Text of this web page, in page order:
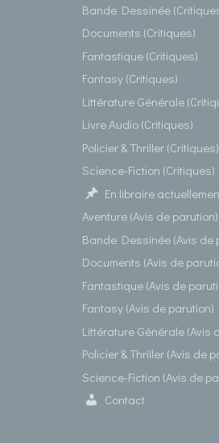
Bande Dessinée
Documents (Critiques)
Fantastique (Critiques)
Fantasy (Critiques)
Littérature Générale
Livre Audio (Critiques)
Policier & Thriller (Critiques)
Science-Fiction (Critiques)
En libraire
Aventure (Avis de parution)
Bande Dessinée (Avis de
Documents (Avis de
Fantastique (Avis de
Fantasy (Avis de parution)
Littérature Générale (Avis
Policier & Thriller (Avis de
Science-Fiction (Avis de
Contact